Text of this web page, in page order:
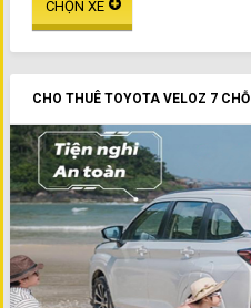
CHO THUÊ TOYOTA VELOZ 7 CHỖ